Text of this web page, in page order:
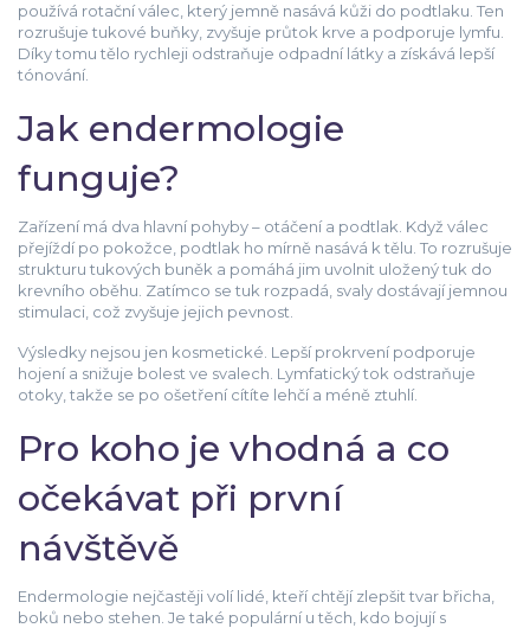
používá rotační válec, který jemně nasává kůži do podtlaku. Ten
rozrušuje tukové buňky, zvyšuje průtok krve a podporuje lymfu.
Díky tomu tělo rychleji odstraňuje odpadní látky a získává lepší
tónování.
Jak endermologie
funguje?
Zařízení má dva hlavní pohyby – otáčení a podtlak. Když válec
přejíždí po pokožce, podtlak ho mírně nasává k tělu. To rozrušuje
strukturu tukových buněk a pomáhá jim uvolnit uložený tuk do
krevního oběhu. Zatímco se tuk rozpadá, svaly dostávají jemnou
stimulaci, což zvyšuje jejich pevnost.
Výsledky nejsou jen kosmetické. Lepší prokrvení podporuje
hojení a snižuje bolest ve svalech. Lymfatický tok odstraňuje
otoky, takže se po ošetření cítíte lehčí a méně ztuhlí.
Pro koho je vhodná a co
očekávat při první
návštěvě
Endermologie nejčastěji volí lidé, kteří chtějí zlepšit tvar břicha,
boků nebo stehen. Je také populární u těch, kdo bojují s